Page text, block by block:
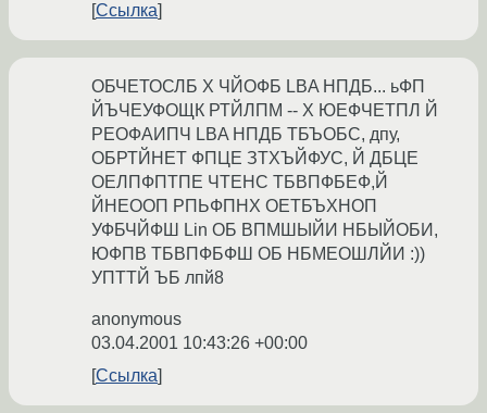
Ссылка
ОБЧЕТОСЛБ Х ЧЙОФБ LBA НПДБ... ьФП
ЙЪЧЕУФОЩК РТЙЛПМ -- Х ЮЕФЧЕТПЛ Й
РЕОФАИПЧ LBA НПДБ ТБЪОБС, дпу,
ОБРТЙНЕТ ФПЦЕ ЗТХЪЙФУС, Й ДБЦЕ
ОЕЛПФПТПЕ ЧТЕНС ТБВПФБЕФ,Й
ЙНЕООП РПЬФПНХ ОЕТБЪХНОП
УФБЧЙФШ Lin ОБ ВПМШЫЙИ НБЫЙОБИ,
ЮФПВ ТБВПФБФШ ОБ НБМЕОШЛЙИ :))
УПТТЙ ЪБ лпй8
anonymous
03.04.2001 10:43:26 +00:00
Ссылка